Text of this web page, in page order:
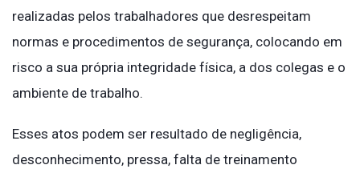
realizadas pelos trabalhadores que desrespeitam
normas e procedimentos de segurança, colocando em
risco a sua própria integridade física, a dos colegas e o
ambiente de trabalho.
Esses atos podem ser resultado de negligência,
desconhecimento, pressa, falta de treinamento